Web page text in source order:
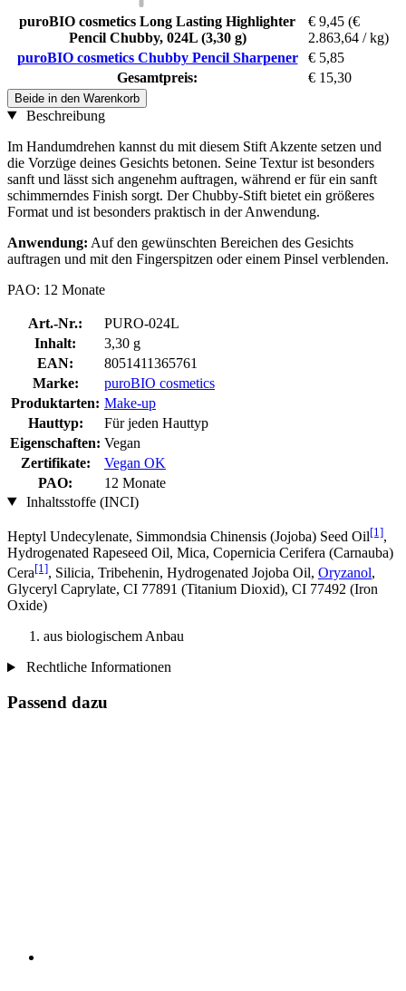
puroBIO cosmetics Long Lasting Highlighter
Pencil Chubby, 024L (3,30 g)
€ 9,45 (€
2.863,64 / kg)
puroBIO cosmetics Chubby Pencil Sharpener
€ 5,85
Gesamtpreis:
€ 15,30
Beide in den Warenkorb
Beschreibung
Im Handumdrehen kannst du mit diesem Stift Akzente setzen und
die Vorzüge deines Gesichts betonen. Seine Textur ist besonders
sanft und lässt sich angenehm auftragen, während er für ein sanft
schimmerndes Finish sorgt. Der Chubby-Stift bietet ein größeres
Format und ist besonders praktisch in der Anwendung.
Anwendung: Auf den gewünschten Bereichen des Gesichts
auftragen und mit den Fingerspitzen oder einem Pinsel verblenden.
PAO: 12 Monate
Art.-Nr.:
PURO-024L
Inhalt:
3,30 g
EAN:
8051411365761
Marke:
puroBIO cosmetics
Produktarten: Make-up
Hauttyp:
Für jeden Hauttyp
Eigenschaften: Vegan
Zertifikate:
Vegan OK
PAO:
12 Monate
Inhaltsstoffe (INCI)
Heptyl Undecylenate, Simmondsia Chinensis (Jojoba) Seed Oil[1],
Hydrogenated Rapeseed Oil, Mica, Copernicia Cerifera (Carnauba)
Cera[1], Silicia, Tribehenin, Hydrogenated Jojoba Oil, Oryzanol,
Glyceryl Caprylate, CI 77891 (Titanium Dioxid), CI 77492 (Iron
Oxide)
aus biologischem Anbau
Rechtliche Informationen
Passend dazu